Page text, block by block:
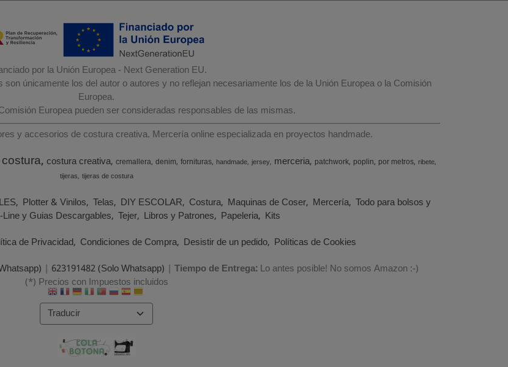
por la Unión Europea - Next Generation EU.
únicamente los del autor o autores y no reflejan necesariamente los de la Unión Europea o la Comisión
Europea.
Europea pueden ser consideradas responsables de las mismas.
y accesorios de costura creativa. Mercería online especializada en proyectos handmade.
costura costura creativa cremallera denim fornituras handmade jersey merceria patchwork poplin por metros ribete
tijeras tijeras de costura
Plotter & Vinilos Telas DIY ESCOLAR Costura Maquinas de Coser Mercería Todo para bolsos y
y Guias Descargables Tejer Libros y Patrones Papeleria Kits
de Privacidad Condiciones de Compra Desistir de un pedido Políticas de Cookies
| 623191482 (Solo Whatsapp) | Tiempo de Entrega:Lo antes posible! No somos Amazon :-)
(*) Precios con Impuestos incluidos